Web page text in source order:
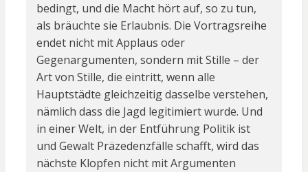
bedingt, und die Macht hört auf, so zu tun,
als bräuchte sie Erlaubnis. Die Vortragsreihe
endet nicht mit Applaus oder
Gegenargumenten, sondern mit Stille – der
Art von Stille, die eintritt, wenn alle
Hauptstädte gleichzeitig dasselbe verstehen,
nämlich dass die Jagd legitimiert wurde. Und
in einer Welt, in der Entführung Politik ist
und Gewalt Präzedenzfälle schafft, wird das
nächste Klopfen nicht mit Argumenten